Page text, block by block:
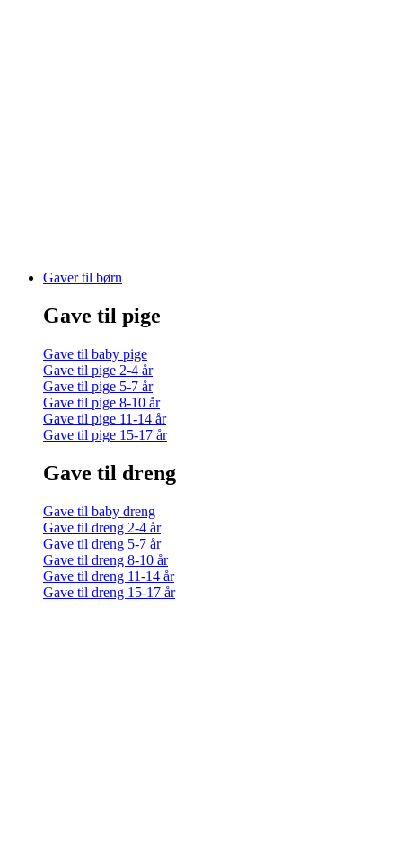
Gaver til børn
Gave til pige
Gave til baby pige
Gave til pige 2-4 år
Gave til pige 5-7 år
Gave til pige 8-10 år
Gave til pige 11-14 år
Gave til pige 15-17 år
Gave til dreng
Gave til baby dreng
Gave til dreng 2-4 år
Gave til dreng 5-7 år
Gave til dreng 8-10 år
Gave til dreng 11-14 år
Gave til dreng 15-17 år